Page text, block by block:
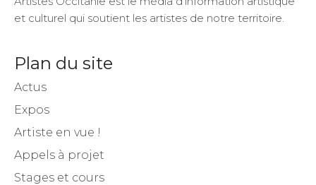
et culturel qui soutient les artistes de notre territoire.
Plan du site
Actus
Expos
Artiste en vue !
Appels à projet
Stages et cours